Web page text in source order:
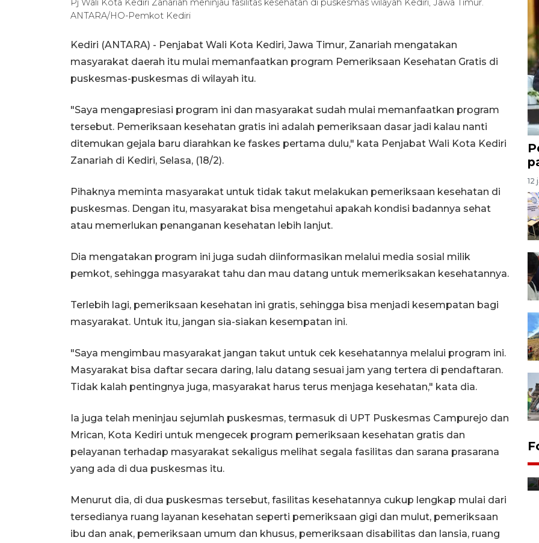
Pj Wali Kota Kediri Zanariah meninjau fasilitas kesehatan di puskesmas wilayah Kediri, Jawa Timur.
ANTARA/HO-Pemkot Kediri
Kediri (ANTARA) - Penjabat Wali Kota Kediri, Jawa Timur, Zanariah mengatakan
masyarakat daerah itu mulai memanfaatkan program Pemeriksaan Kesehatan Gratis di
puskesmas-puskesmas di wilayah itu.
"Saya mengapresiasi program ini dan masyarakat sudah mulai memanfaatkan program
tersebut. Pemeriksaan kesehatan gratis ini adalah pemeriksaan dasar jadi kalau nanti
ditemukan gejala baru diarahkan ke faskes pertama dulu," kata Penjabat Wali Kota Kediri
Zanariah di Kediri, Selasa, (18/2).
Pihaknya meminta masyarakat untuk tidak takut melakukan pemeriksaan kesehatan di
puskesmas. Dengan itu, masyarakat bisa mengetahui apakah kondisi badannya sehat
atau memerlukan penanganan kesehatan lebih lanjut.
Dia mengatakan program ini juga sudah diinformasikan melalui media sosial milik
pemkot, sehingga masyarakat tahu dan mau datang untuk memeriksakan kesehatannya.
Terlebih lagi, pemeriksaan kesehatan ini gratis, sehingga bisa menjadi kesempatan bagi
masyarakat. Untuk itu, jangan sia-siakan kesempatan ini.
"Saya mengimbau masyarakat jangan takut untuk cek kesehatannya melalui program ini.
Masyarakat bisa daftar secara daring, lalu datang sesuai jam yang tertera di pendaftaran.
Tidak kalah pentingnya juga, masyarakat harus terus menjaga kesehatan," kata dia.
Ia juga telah meninjau sejumlah puskesmas, termasuk di UPT Puskesmas Campurejo dan
Mrican, Kota Kediri untuk mengecek program pemeriksaan kesehatan gratis dan
pelayanan terhadap masyarakat sekaligus melihat segala fasilitas dan sarana prasarana
yang ada di dua puskesmas itu.
Menurut dia, di dua puskesmas tersebut, fasilitas kesehatannya cukup lengkap mulai dari
tersedianya ruang layanan kesehatan seperti pemeriksaan gigi dan mulut, pemeriksaan
ibu dan anak, pemeriksaan umum dan khusus, pemeriksaan disabilitas dan lansia, ruang
12
Distribusi bantuan mesin